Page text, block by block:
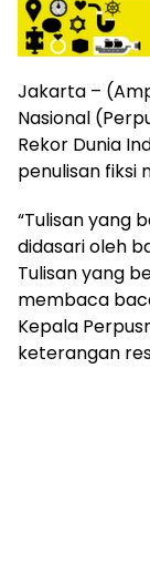
media
siber
lainnya,
desain
Koran
dan
media
siber
eksklusif,
bergaya
trendi,
mengandung
unsur
edukasi,
gaya
Jakarta –
Nasional
Rekor Dunia
penulisan fiksi
“Tulisan yang
didasari oleh
Tulisan yang
membaca
Kepala
keterangan